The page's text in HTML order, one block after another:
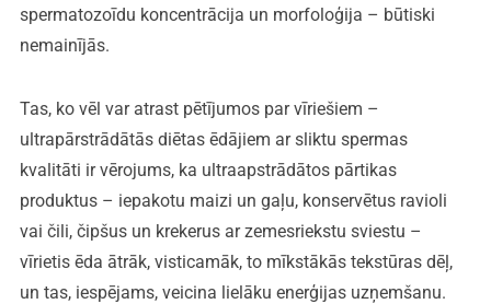
spermatozoīdu koncentrācija un morfoloģija – būtiski
nemainījās.
Tas, ko vēl var atrast pētījumos par vīriešiem –
ultrapārstrādātās diētas ēdājiem ar sliktu spermas
kvalitāti ir vērojums, ka ultraapstrādātos pārtikas
produktus – iepakotu maizi un gaļu, konservētus ravioli
vai čili, čipšus un krekerus ar zemesriekstu sviestu –
vīrietis ēda ātrāk, visticamāk, to mīkstākās tekstūras dēļ,
un tas, iespējams, veicina lielāku enerģijas uzņemšanu.